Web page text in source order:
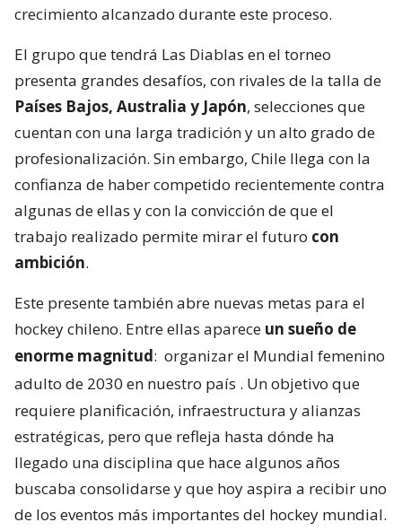
crecimiento alcanzado durante este proceso.
El grupo que tendrá Las Diablas en el torneo
presenta grandes desafíos, con rivales de la talla de
Países Bajos, Australia y Japón, selecciones que
cuentan con una larga tradición y un alto grado de
profesionalización. Sin embargo, Chile llega con la
confianza de haber competido recientemente contra
algunas de ellas y con la convicción de que el
trabajo realizado permite mirar el futuro con
ambición.
Este presente también abre nuevas metas para el
hockey chileno. Entre ellas aparece un sueño de
enorme magnitud: organizar el Mundial femenino
adulto de 2030 en nuestro país . Un objetivo que
requiere planificación, infraestructura y alianzas
estratégicas, pero que refleja hasta dónde ha
llegado una disciplina que hace algunos años
buscaba consolidarse y que hoy aspira a recibir uno
de los eventos más importantes del hockey mundial.